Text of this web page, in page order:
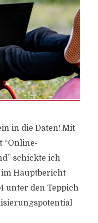
in die Daten! Mit
“Online-
schickte ich
im Hauptbericht
unter den Teppich